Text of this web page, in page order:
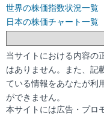
世界の株価指数状況一覧
日本の株価チャート一覧
当サイトにおける内容の
はありません。また、記
ている情報をあなたが利
ができません。
本サイトには広告・プロ